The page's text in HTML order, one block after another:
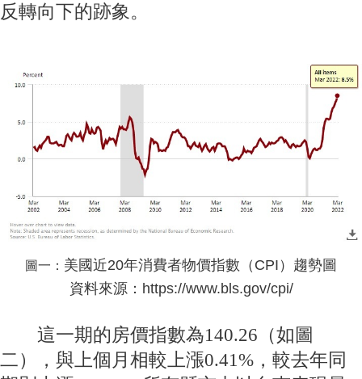
反轉向下的跡象。
圖一： 美國近20年消費者物價指數（CPI）趨勢圖
資料來源：https://www.bls.gov/cpi/
這一期的房價指數為140.26（如圖
二），與上個月相較上漲0.41%，較去年同